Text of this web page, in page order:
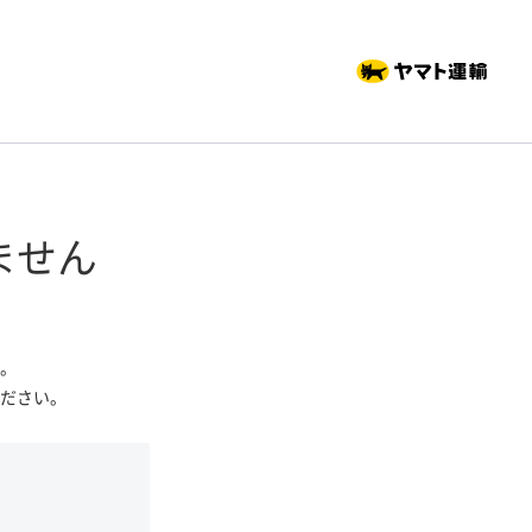
せん
さい。